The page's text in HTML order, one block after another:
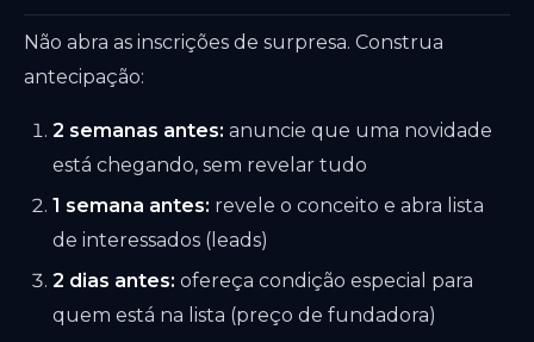
Não abra as inscrições de surpresa. Construa
antecipação:
2 semanas antes: anuncie que uma novidade
está chegando, sem revelar tudo
1 semana antes: revele o conceito e abra lista
de interessados (leads)
2 dias antes: ofereça condição especial para
quem está na lista (preço de fundadora)